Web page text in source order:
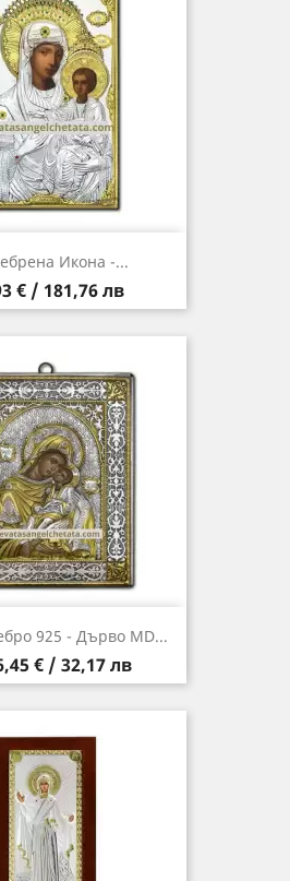
Икона -...
€ / 181,76 лв
925 - Дърво MD...
€ / 32,17 лв